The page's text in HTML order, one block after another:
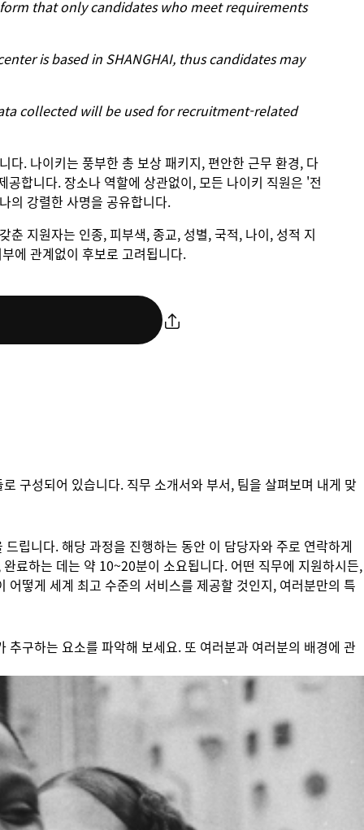
that only candidates who meet requirements
is based in SHANGHAI, thus candidates may
collected will be used for recruitment-related
. 나이키는 풍부한 총 보상 패키지, 편안한 근무 환경, 다
합니다. 장소나 역할에 상관없이, 모든 나이키 직원은 '전
의 강렬한 사명을 공유합니다.
지원자는 인종, 피부색, 종교, 성별, 국적, 나이, 성적 지
에 관계없이 후보로 고려됩니다.
구성되어 있습니다. 직무 소개서와 부서, 팀을 살펴보며 내게 맞
립니다. 해당 과정을 진행하는 동안 이 담당자와 주로 연락하게
료하는 데는 약 10~20분이 소요됩니다. 어떤 직무에 지원하시든,
떻게 세계 최고 수준의 서비스를 제공할 것인지, 여러분만의 특
구하는 요소를 파악해 보세요. 또 여러분과 여러분의 배경에 관